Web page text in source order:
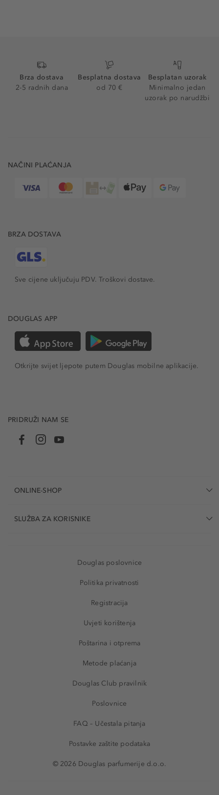
Brza dostava
2-5 radnih dana
Besplatna dostava
od 70 €
Besplatan uzorak
Minimalno jedan
uzorak po narudžbi
NAČINI PLAĆANJA
BRZA DOSTAVA
Sve cijene uključuju PDV.Troškovi dostave.
DOUGLAS APP
Otkrijte svijet ljepote putem Douglas mobilne aplikacije.
PRIDRUŽI NAM SE
ONLINE-SHOP
SLUŽBA ZA KORISNIKE
Douglas poslovnice
Politika privatnosti
Registracija
Uvjeti korištenja
Poštarina i otprema
Metode plaćanja
Douglas Club pravilnik
Poslovnice
FAQ – Učestala pitanja
Postavke zaštite podataka
© 2026 Douglas parfumerije d.o.o.